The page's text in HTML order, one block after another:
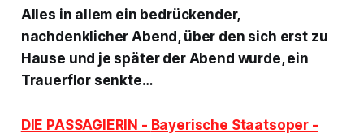
Alles in allem ein bedrückender,
nachdenklicher Abend, über den sich erst zu
Hause und je später der Abend wurde, ein
Trauerflor senkte…
DIE PASSAGIERIN - Bayerische Staatsoper -